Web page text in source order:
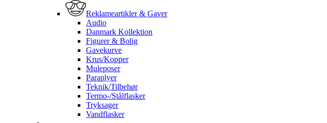
Reklameartikler & Gaver
Audio
Danmark Kollektion
Figurer & Bolig
Gavekurve
Krus/Kopper
Muleposer
Paraplyer
Teknik/Tilbehør
Termo-/Stålflasker
Tryksager
Vandflasker